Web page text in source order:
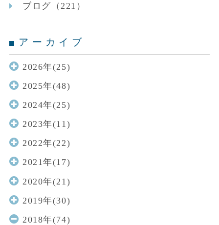
ブログ（221）
アーカイブ
2026年(25)
2025年(48)
2024年(25)
2023年(11)
2022年(22)
2021年(17)
2020年(21)
2019年(30)
2018年(74)